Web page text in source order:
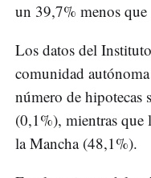
un 39,7% menos que
Los datos del
comunidad
número de hipotecas
(0,1%), mientras que
la Mancha (48,1%).